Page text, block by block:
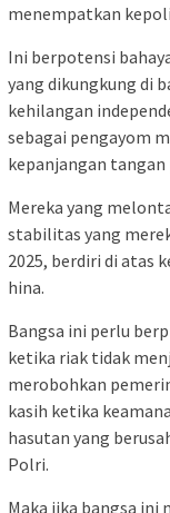
menempatkan
Ini berpotensi
yang dikungkung di
kehilangan
sebagai pengayom
kepanjangan
Mereka yang
stabilitas yang
2025, berdiri di atas
hina.
Bangsa ini perlu
ketika riak tidak
merobohkan
kasih ketika
hasutan yang
Polri.
Maka jika bangsa